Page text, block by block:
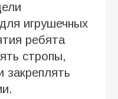
игрушечных
ребята
стропы,
закреплять